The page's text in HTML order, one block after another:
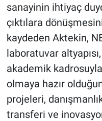
sanayinin ihtiyaç
çıktılara
kaydeden Aktekin,
laboratuvar
akademik
olmaya hazır
projeleri,
transferi ve